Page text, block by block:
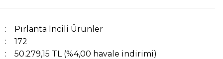
Pırlanta İncili Ürünler
172
50.279,15 TL (%4,00 havale indirimi)